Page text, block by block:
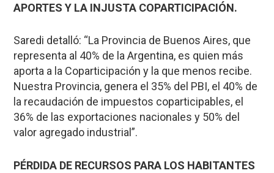
APORTES Y LA INJUSTA COPARTICIPACIÓN.
Saredi detalló: “La Provincia de Buenos Aires, que
representa al 40% de la Argentina, es quien más
aporta a la Coparticipación y la que menos recibe.
Nuestra Provincia, genera el 35% del PBI, el 40% de
la recaudación de impuestos coparticipables, el
36% de las exportaciones nacionales y 50% del
valor agregado industrial”.
PÉRDIDA DE RECURSOS PARA LOS HABITANTES